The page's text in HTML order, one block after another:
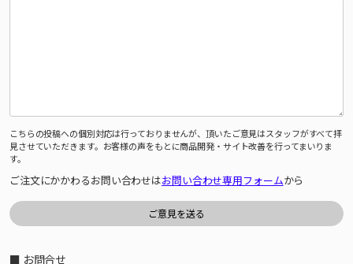
こちらの投稿への個別対応は行っておりませんが、頂いたご意見はスタッフがすべて拝
見させていただきます。お客様の声をもとに商品開発・サイト改善を行ってまいりま
す。
ご注文にかかわるお問い合わせはお問い合わせ専用フォームから
■ お問合せ